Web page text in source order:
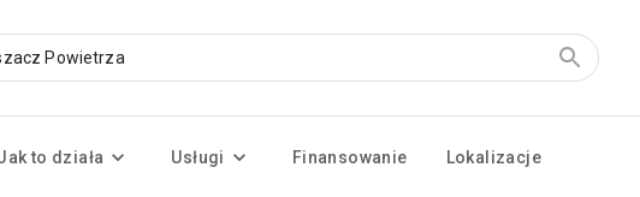
to działa Usługi Finansowanie Lokalizacje